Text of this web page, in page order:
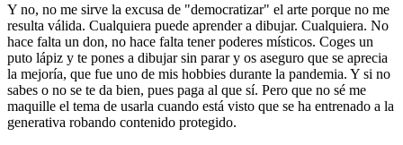
Y no, no me sirve la excusa de "democratizar" el arte porque no me
resulta válida. Cualquiera puede aprender a dibujar. Cualquiera. No
hace falta un don, no hace falta tener poderes místicos. Coges un
puto lápiz y te pones a dibujar sin parar y os aseguro que se aprecia
la mejoría, que fue uno de mis hobbies durante la pandemia. Y si no
sabes o no se te da bien, pues paga al que sí. Pero que no sé me
maquille el tema de usarla cuando está visto que se ha entrenado a la
generativa robando contenido protegido.